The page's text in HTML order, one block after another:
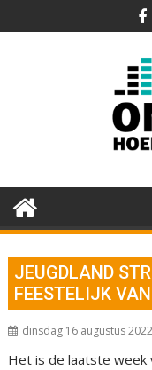
naar
JEUGDLAND
FEESTELIJK
dinsdag 16 augustus 2022
Het is de laatste week